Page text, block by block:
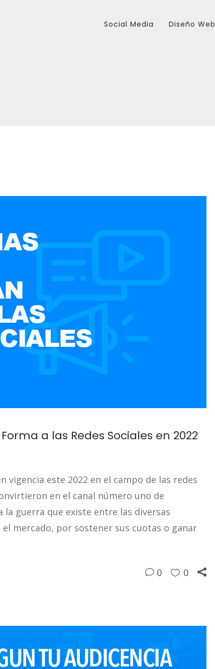
Social Media Diseño Web
a las Redes Sociales en 2022
vigencia este 2022 en el campo de las redes
en el canal número uno de
guerra que existe entre las diversas
mercado, por sostener sus cuotas o ganar
0 0